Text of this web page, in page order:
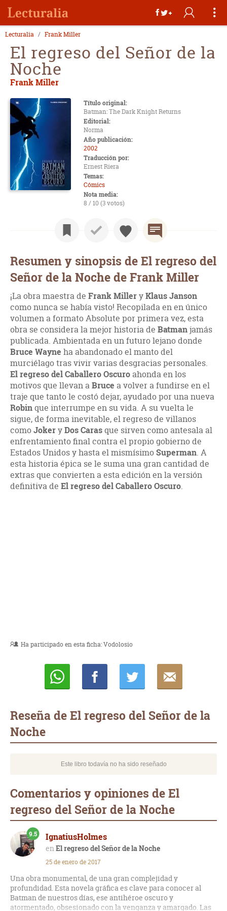
Lecturalia Frank Miller
El regreso del Señor de la
Noche
Frank Miller
Título original:
Batman: The Dark Knight Returns
Editorial:
Norma
Año publicación:
2002
Traducción por:
Ernest Riera
Temas:
Cómics
Nota media:
8 / 10 (3 votos)
Resumen y sinopsis de El regreso del
Señor de la Noche de Frank Miller
¡La obra maestra de Frank MilleryKlaus Janson
como nunca se había visto! Recopilada en en único
volumen a formato Absolute por primera vez, esta
obra se considera la mejor historia de Batmanjamás
publicada. Ambientada en un futuro lejano donde
Bruce Wayne ha abandonado el manto del
murciélago tras vivir varias desgracias personales.
El regreso del Caballero Oscuro ahonda en los
motivos que llevan aBruce a volver a fundirse en el
traje que tanto le costó dejar, ayudado por una nueva
Robinque interrumpe en su vida. A su vuelta le
sigue, de forma inevitable, el regreso de villanos
comoJokeryDos Carasque sirven como antesala al
enfrentamiento final contra el propio gobierno de
Estados Unidos y hasta el mismísimoSuperman. A
esta historia épica se le suma una gran cantidad de
extras que convierten a esta edición en la versión
definitiva de El regreso del Caballero Oscuro.
Ha participado en esta ficha:Vodolosio
Reseña de El regreso del Señor de la
Noche
Este libro todavía no ha sido reseñado
Comentarios y opiniones de El
regreso del Señor de la Noche
IgnatiusHolmes
El regreso del Señor de la Noche
9.5
25 de enero de 2017
Una obra monumental, de una gran complejidad y
profundidad. Esta novela gráfica es clave para conocer al
Batman de nuestros días, ese antihéroe oscuro y
atormentado, obsesionado con la venganza y amargado. Las